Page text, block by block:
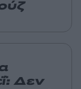
Δεν